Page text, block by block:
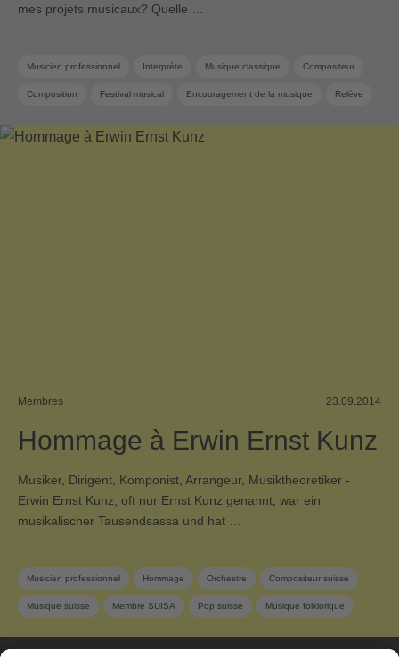
mes projets musicaux? Quelle …
Musicien professionnel Interprète Musique classique Compositeur
Composition Festival musical Encouragement de la musique Relève
Membres 23.09.2014
Hommage à Erwin Ernst Kunz
Musiker, Dirigent, Komponist, Arrangeur, Musiktheoretiker -
Erwin Ernst Kunz, oft nur Ernst Kunz genannt, war ein
musikalischer Tausendsassa und hat …
Musicien professionnel Hommage Orchestre Compositeur suisse
Musique suisse Membre SUISA Pop suisse Musique folklorique